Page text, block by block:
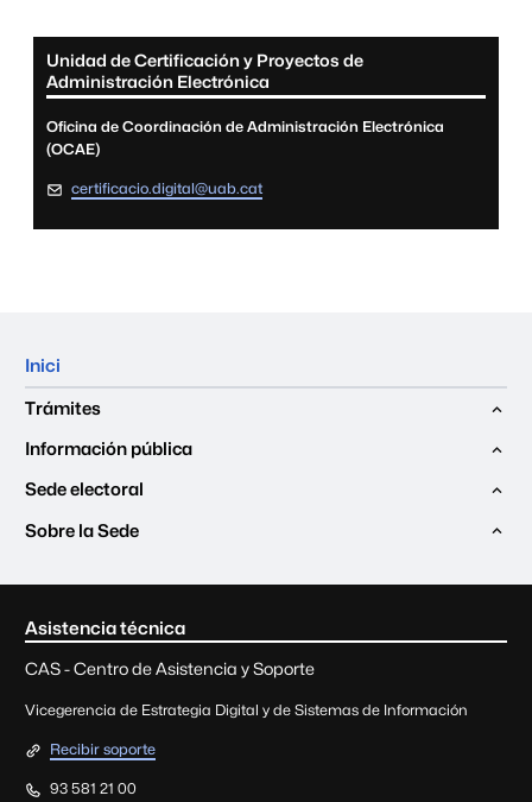
Unidad de Certificación y Proyectos de
Administración Electrónica
Oficina de Coordinación de Administración Electrónica
(OCAE)
certificacio.digital@uab.cat
Mapa del web
Inici
Trámites
Información pública
Sede electoral
Sobre la Sede
Contacto e información
Asistencia técnica
CAS - Centro de Asistencia y Soporte
Vicegerencia de Estrategia Digital y de Sistemas de Información
Recibir soporte
93 581 21 00